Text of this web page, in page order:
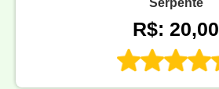
Serpente
R$: 20,00